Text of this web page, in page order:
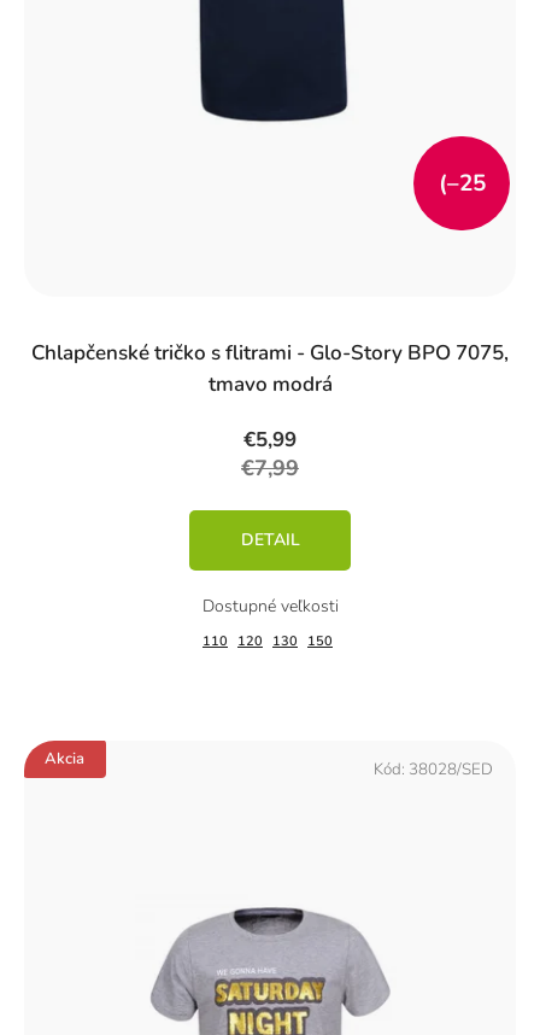
Chlapčenské tričko s flitrami - Glo-Story BPO 7075,
tmavo modrá
€5,99
€7,99
(–25
DETAIL
110 120 130 150
Akcia Kód: 38028/SED